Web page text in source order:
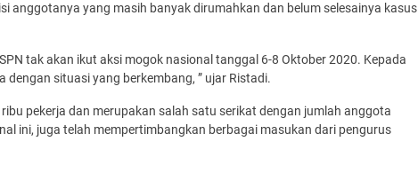
anggotanya yang masih banyak dirumahkan dan belum selesainya kasus
tak akan ikut aksi mogok nasional tanggal 6-8 Oktober 2020. Kepada
situasi yang berkembang, ” ujar Ristadi.
pekerja dan merupakan salah satu serikat dengan jumlah anggota
ini, juga telah mempertimbangkan berbagai masukan dari pengurus